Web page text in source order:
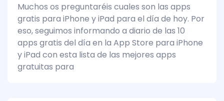
Muchos os preguntaréis cuales son las apps
gratis para iPhone y iPad para el día de hoy. Por
eso, seguimos informando a diario de las 10
apps gratis del día en la App Store para iPhone
y iPad con esta lista de las mejores apps
gratuitas para